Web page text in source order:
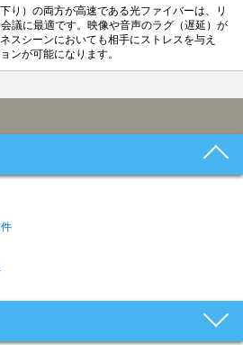
り）の両方が高速である光ファイバーは、リ
議に最適です。映像や音声のラグ（遅延）が
スシーンにおいても相手にストレスを与え
ンが可能になります。